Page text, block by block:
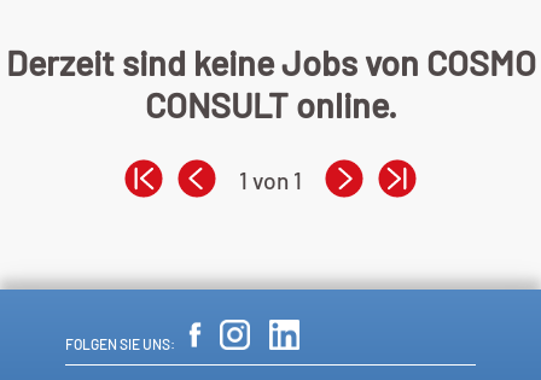
Derzeit sind keine Jobs von COSMO
CONSULT online.
1 von 1
FOLGEN SIE UNS: